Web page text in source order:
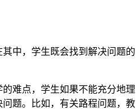
中，学生既会找到解决问题的
难点，学生如果不能充分地理
题。比如，有关路程问题，教